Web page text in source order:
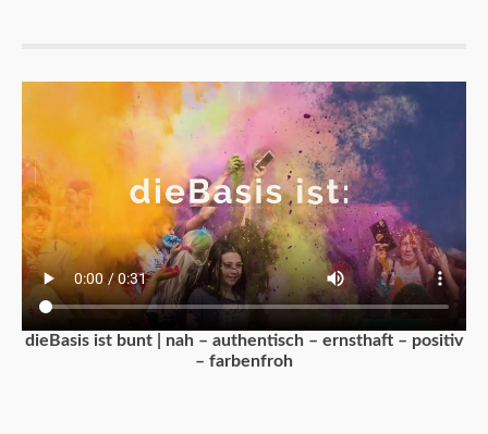
dieBasis ist bunt | nah – authentisch – ernsthaft – positiv
– farbenfroh